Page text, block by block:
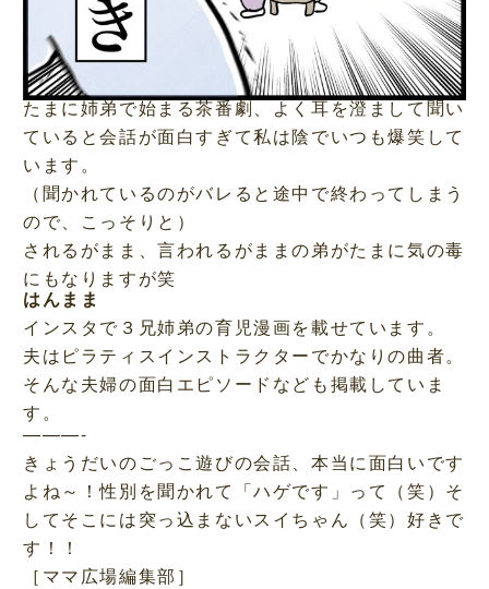
たまに姉弟で始まる茶番劇、よく耳を澄まして聞い
ていると会話が面白すぎて私は陰でいつも爆笑して
います。
（聞かれているのがバレると途中で終わってしまう
ので、こっそりと）
されるがまま、言われるがままの弟がたまに気の毒
にもなりますが笑
はんまま
インスタで３兄姉弟の育児漫画を載せています。
夫はピラティスインストラクターでかなりの曲者。
そんな夫婦の面白エピソードなども掲載していま
す。
———-
きょうだいのごっこ遊びの会話、本当に面白いです
よね～！性別を聞かれて「ハゲです」って（笑）そ
してそこには突っ込まないスイちゃん（笑）好きで
す！！
［ママ広場編集部］